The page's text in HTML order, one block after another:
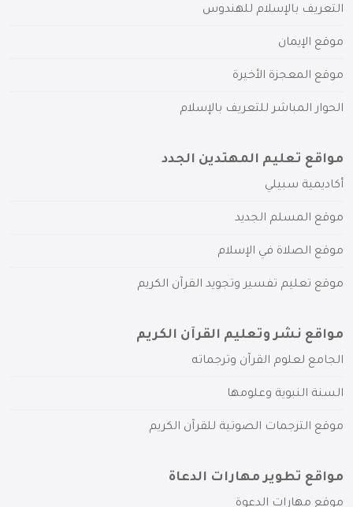
التعريف بالإسلام للهندوس
موقع الإيمان
موقع المعجزة الأخيرة
الحوار المباشر للتعريف بالإسلام
مواقع تعليم المهتدين الجدد
أكاديمية سبيلي
موقع المسلم الجديد
موقع الصلاة في الإسلام
موقع تعليم تفسير وتجويد القرآن الكريم
مواقع نشر وتعليم القرآن الكريم
الجامع لعلوم القرآن وترجماته
السنة النبوية وعلومها
موقع الترجمات الصوتية للقرآن الكريم
مواقع تطوير مهارات الدعاة
موقع مهارات الدعوة